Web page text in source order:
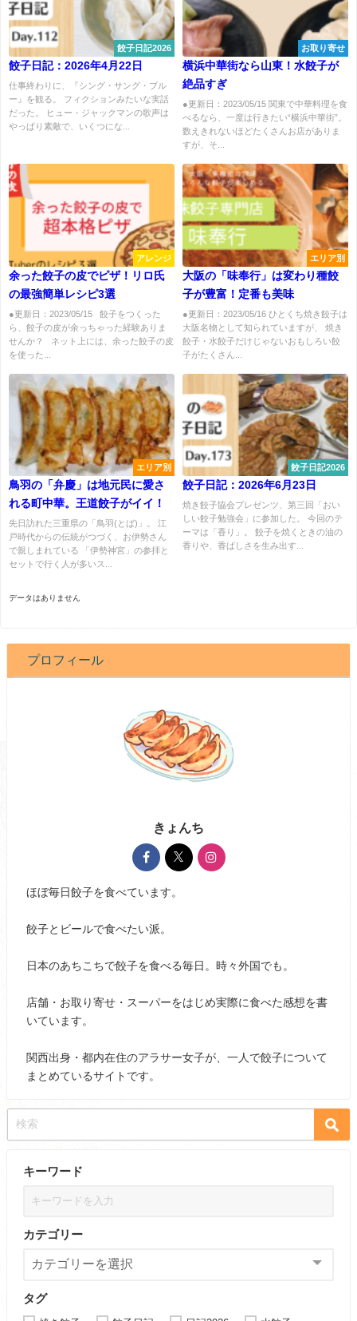
餃子日記2026
餃子日記：2026年4月22日
仕事終わりに、『シング・サング・ブル
ー』を観る。 フィクションみたいな実話
だった。 ヒュー・ジャックマンの歌声は
やっぱり素敵で、いくつにな...
お取り寄せ
横浜中華街なら山東！水餃子が
絶品すぎ
●更新日：2023/05/15 関東で中華料理を食
べるなら、一度は行きたい“横浜中華街”。
数えきれないほどたくさんお店がありま
すが、そ...
アレンジ
余った餃子の皮でピザ！リロ氏
の最強簡単レシピ3選
●更新日：2023/05/15 餃子をつくった
ら、餃子の皮が余っちゃった経験ありま
せんか？ ネット上には、余った餃子の皮
を使った...
エリア別
大阪の「味奉行」は変わり種餃
子が豊富！定番も美味
●更新日：2023/05/16 ひとくち焼き餃子は
大阪名物として知られていますが、 焼き
餃子・水餃子だけじゃないおもしろい餃
子がたくさん...
エリア別
鳥羽の「弁慶」は地元民に愛さ
れる町中華。王道餃子がイイ！
先日訪れた三重県の「鳥羽(とば)」。 江
戸時代からの伝統がつづく、お伊勢さん
で親しまれている 「伊勢神宮」の参拝と
セットで行く人が多いス...
餃子日記2026
餃子日記：2026年6月23日
焼き餃子協会プレゼンツ、第三回「おい
しい餃子勉強会」に参加した。 今回のテ
ーマは「香り」。 餃子を焼くときの油の
香りや、香ばしさを生み出す...
データはありません
プロフィール
きょんち
ほぼ毎日餃子を食べています。
餃子とビールで食べたい派。
日本のあちこちで餃子を食べる毎日。時々外国でも。
店舗・お取り寄せ・スーパーをはじめ実際に食べた感想を書
いています。
関西出身・都内在住のアラサー女子が、一人で餃子について
まとめているサイトです。
キーワード
カテゴリー
タグ